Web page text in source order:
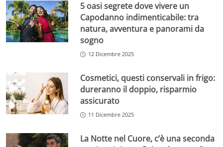
5 oasi segrete dove vivere un
Capodanno indimenticabile: tra
natura, avventura e panorami da
sogno
12 Dicembre 2025
Cosmetici, questi conservali in frigo:
dureranno il doppio, risparmio
assicurato
11 Dicembre 2025
La Notte nel Cuore, c’è una seconda